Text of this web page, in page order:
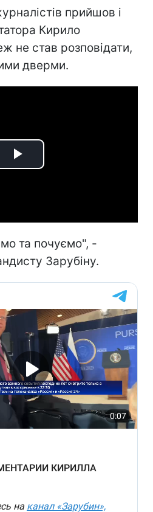
прийшов і
Кирило
не став розповідати,
дверми.
Play
та почуємо", -
Зарубіну.